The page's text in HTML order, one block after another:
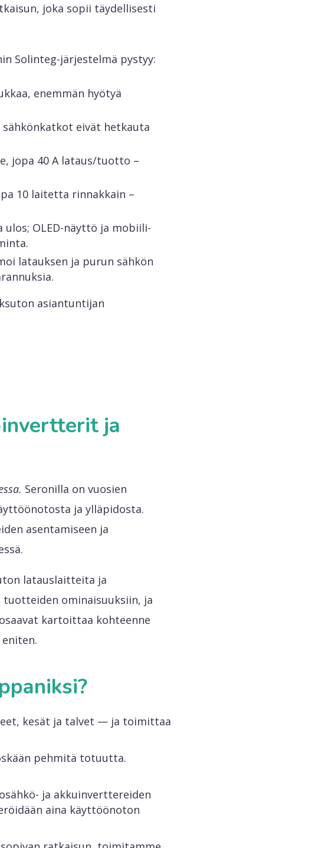
joka sopii täydellisesti
Solinteg-järjestelmä pystyy:
enemmän hyötyä
sähkönkatkot eivät hetkauta
jopa 40 A lataus/tuotto –
10 laitetta rinnakkain –
ulos; OLED-näyttö ja mobiili-
latauksen ja purun sähkön
asiantuntijan
ja
Seronilla on vuosien
ja ylläpidosta.
asentamiseen ja
latauslaitteita ja
ominaisuuksiin, ja
kartoittaa kohteenne
kesät ja talvet — ja toimittaa
pehmitä totuutta.
ja akkuinverttereiden
aina käyttöönoton